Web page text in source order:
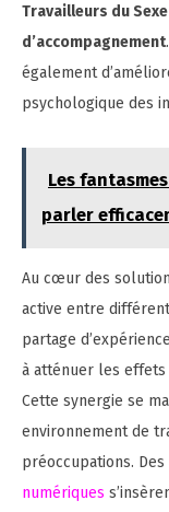
Travailleurs du Sexe
d’accompagnement
également
psychologique des
Les
parler
Au cœur des
active entre
partage
à atténuer les effets
Cette synergie se
environnement de
préoccupations.
numériques